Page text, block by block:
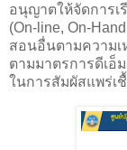
อนุญาตให้จัดการเ
(On-line, On-
สอนอื่นตามความ
ตามมาตรการดีเอ็
ในการสัมผัสแพร่เ